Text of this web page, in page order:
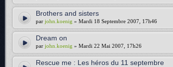
Brothers and sisters
par john.koenig » Mardi 18 Septembre 2007, 17h46
Dream on
par john.koenig » Mardi 22 Mai 2007, 17h26
Rescue me : Les héros du 11 septembre